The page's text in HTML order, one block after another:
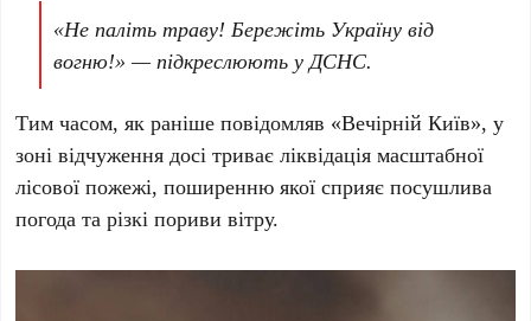
«Не паліть траву! Бережіть Україну від
вогню!» — підкреслюють уДСНС.
Тим часом, як раніше повідомляв «Вечірній Київ», у
зоні відчуження досі триває ліквідація масштабної
лісової пожежі, поширенню якої сприяє посушлива
погода та різкі пориви вітру.